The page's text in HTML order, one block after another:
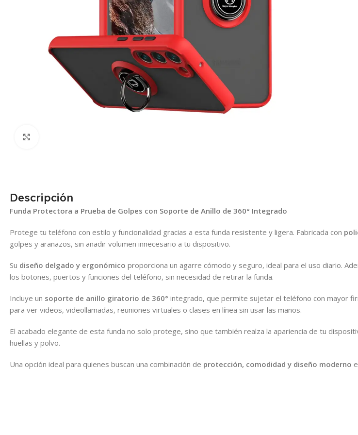
Descripción
Funda Protectora a Prueba de Golpes con Soporte de Anillo de 360° Integrado
Protege tu teléfono con estilo y funcionalidad gracias a esta funda resistente y ligera. Fabricada con
golpes y arañazos, sin añadir volumen innecesario a tu dispositivo.
Su diseño delgado y ergonómico proporciona un agarre cómodo y seguro, ideal para el uso diario.
los botones, puertos y funciones del teléfono, sin necesidad de retirar la funda.
Incluye un soporte de anillo giratorio de 360° integrado, que permite sujetar el teléfono con mayor
para ver videos, videollamadas, reuniones virtuales o clases en línea sin usar las manos.
El acabado elegante de esta funda no solo protege, sino que también realza la apariencia de tu
huellas y polvo.
Una opción ideal para quienes buscan una combinación de protección, comodidad y diseño moderno